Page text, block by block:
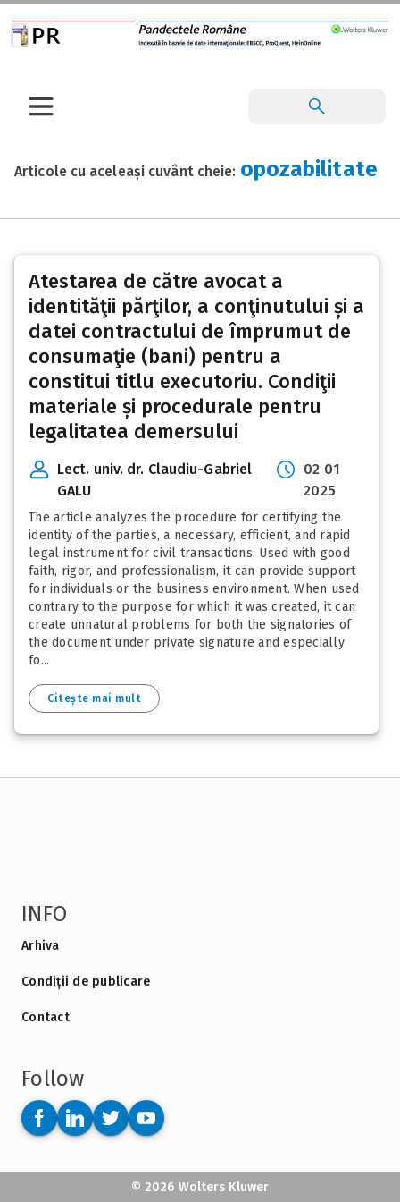
Articole cu aceleași cuvânt cheie: opozabilitate
Atestarea de către avocat a
identităţii părţilor, a conţinutului și a
datei contractului de împrumut de
consumaţie (bani) pentru a
constitui titlu executoriu. Condiţii
materiale și procedurale pentru
legalitatea demersului
Lect. univ. dr. Claudiu-Gabriel
GALU
02 01
2025
The article analyzes the procedure for certifying the
identity of the parties, a necessary, efficient, and rapid
legal instrument for civil transactions. Used with good
faith, rigor, and professionalism, it can provide support
for individuals or the business environment. When used
contrary to the purpose for which it was created, it can
create unnatural problems for both the signatories of
the document under private signature and especially
fo...
Citește mai mult
INFO
Arhiva
Condiții de publicare
Contact
Follow
© 2026 Wolters Kluwer